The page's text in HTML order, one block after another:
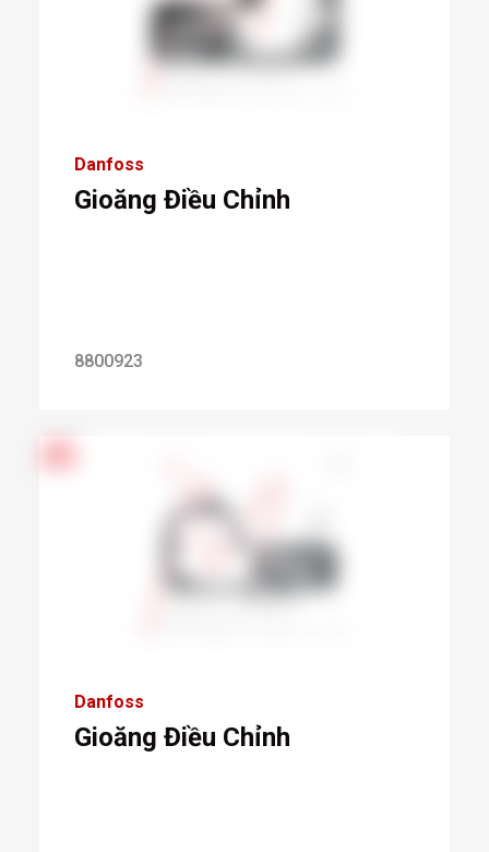
Danfoss
Gioăng Điều Chỉnh
8800923
Danfoss
Gioăng Điều Chỉnh